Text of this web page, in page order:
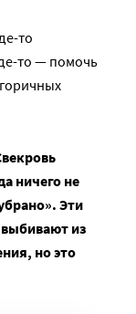
то
то — помочь
ничего не
Эти
выбивают из
но это